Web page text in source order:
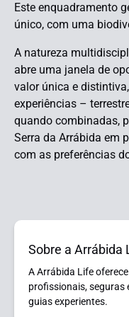
Este enquadramento
único, com uma
A natureza
abre uma janela de
valor única e
experiências –
quando combinadas,
Serra da Arrábida em
com as preferências
Sobre a Arrábida
A Arrábida Life
profissionais, seguras
guias experientes.